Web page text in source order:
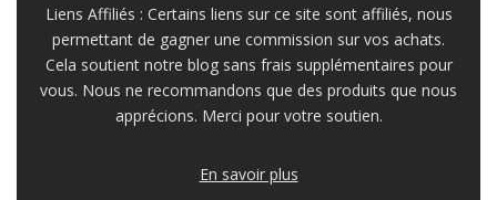
Liens Affiliés : Certains liens sur ce site sont affiliés, nous
permettant de gagner une commission sur vos achats.
Cela soutient notre blog sans frais supplémentaires pour
vous. Nous ne recommandons que des produits que nous
apprécions. Merci pour votre soutien.
En savoir plus